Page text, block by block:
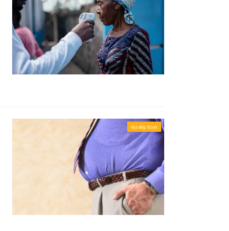
صحة وتغذية